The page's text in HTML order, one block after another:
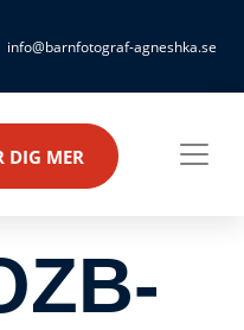
info@barnfotograf-agneshka.se
DIG MER